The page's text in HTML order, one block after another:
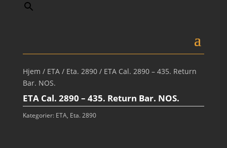
Hjem / ETA/ Eta. 2890/ ETA Cal. 2890 – 435. Return
Bar. NOS.
ETA Cal. 2890 – 435. Return Bar. NOS.
Kategorier: ETA, Eta. 2890